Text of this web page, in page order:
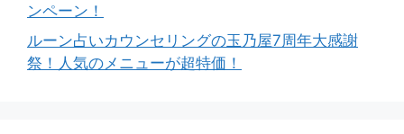
ンペーン！
ルーン占いカウンセリングの玉乃屋7周年大感謝
祭！人気のメニューが超特価！